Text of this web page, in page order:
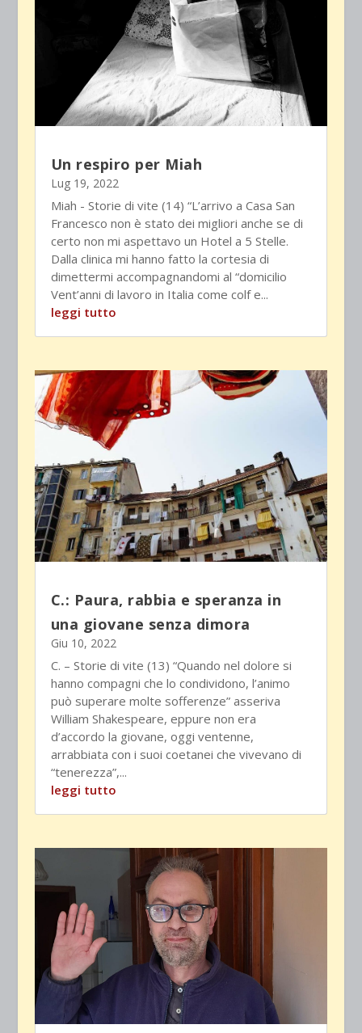
Un respiro per Miah
Lug 19, 2022
Miah - Storie di vite (14) “L’arrivo a Casa San
Francesco non è stato dei migliori anche se di
certo non mi aspettavo un Hotel a 5 Stelle.
Dalla clinica mi hanno fatto la cortesia di
dimettermi accompagnandomi al “domicilio
Vent’anni di lavoro in Italia come colf e...
leggi tutto
C.: Paura, rabbia e speranza in
una giovane senza dimora
Giu 10, 2022
C. – Storie di vite (13) “Quando nel dolore si
hanno compagni che lo condividono, l’animo
può superare molte sofferenze” asseriva
William Shakespeare, eppure non era
d’accordo la giovane, oggi ventenne,
arrabbiata con i suoi coetanei che vivevano di
“tenerezza”,...
leggi tutto